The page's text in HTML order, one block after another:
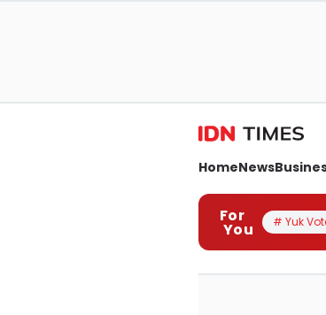
HomeNews
For
You # Yuk